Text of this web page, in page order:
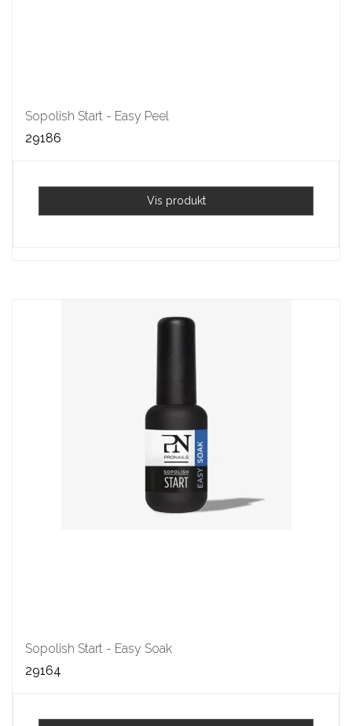
Sopolish Start - Easy Peel
29186
Vis produkt
Sopolish Start - Easy Soak
29164